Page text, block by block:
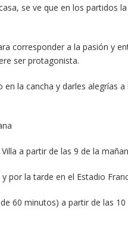
se ve que en los partidos
corresponder a la pasión y
ser protagonista.
la cancha y darles alegrías a
a partir de las 9 de la
por la tarde en el Estadio
60 minutos) a partir de las 10